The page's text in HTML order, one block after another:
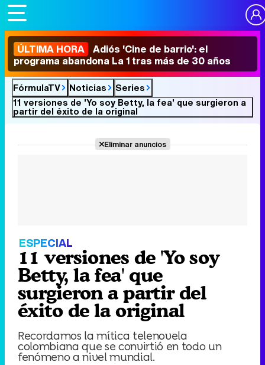
ÚLTIMA HORA Adiós 'Cine de barrio': el
programa abandona La 1 tras más de 30 años
FórmulaTV Noticias
Series
11 versiones de 'Yo soy Betty, la fea' que surgieron a
partir del éxito de la original
Eliminar anuncios
ESPECIAL
11 versiones de 'Yo soy
Betty, la fea' que
surgieron a partir del
éxito de la original
Recordamos la mítica telenovela
colombiana que se convirtió en todo un
fenómeno a nivel mundial.